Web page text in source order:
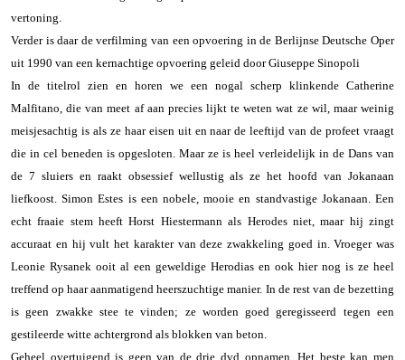
vertoning.
Verder is daar de verfilming van een opvoering in de Berlijnse Deutsche Oper
uit 1990 van een kernachtige opvoering geleid door Giuseppe Sinopoli
In de titelrol zien en horen we een nogal scherp klinkende Catherine
Malfitano, die van meet af aan precies lijkt te weten wat ze wil, maar weinig
meisjesachtig is als ze haar eisen uit en naar de leeftijd van de profeet vraagt
die in cel beneden is opgesloten. Maar ze is heel verleidelijk in de Dans van
de 7 sluiers en raakt obsessief wellustig als ze het hoofd van Jokanaan
liefkoost. Simon Estes is een nobele, mooie en standvastige Jokanaan. Een
echt fraaie stem heeft Horst Hiestermann als Herodes niet, maar hij zingt
accuraat en hij vult het karakter van deze zwakkeling goed in. Vroeger was
Leonie Rysanek ooit al een geweldige Herodias en ook hier nog is ze heel
treffend op haar aanmatigend heerszuchtige manier. In de rest van de bezetting
is geen zwakke stee te vinden; ze worden goed geregisseerd tegen een
gestileerde witte achtergrond als blokken van beton.
Geheel overtuigend is geen van de drie dvd opnamen. Het beste kan men